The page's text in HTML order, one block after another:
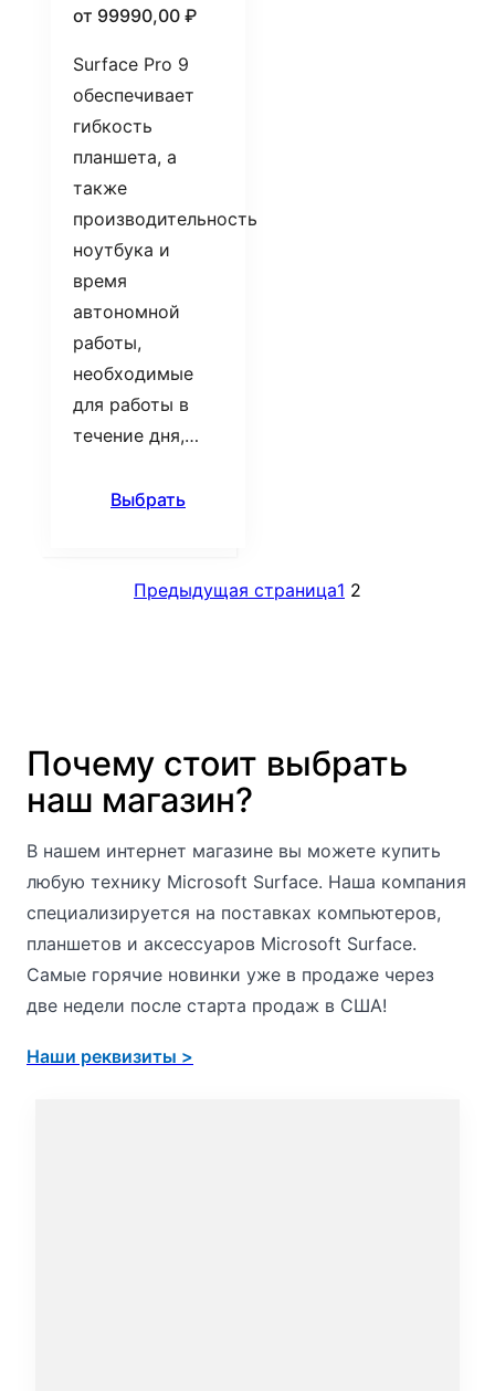
от 99990,00 ₽
Surface Pro 9
обеспечивает
гибкость
планшета, а
также
производительность
ноутбука и
время
автономной
работы,
необходимые
для работы в
течение дня,…
Выбрать
Предыдущая страница1 2
Почему стоит выбрать
наш магазин?
В нашем интернет магазине вы можете купить
любую технику Microsoft Surface. Наша компания
специализируется на поставках компьютеров,
планшетов и аксессуаров Microsoft Surface.
Самые горячие новинки уже в продаже через
две недели после старта продаж в США!
Наши реквизиты >